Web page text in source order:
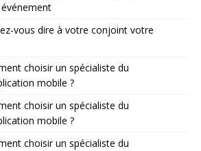
vous dire à votre conjoint votre
choisir un spécialiste du
mobile ?
choisir un spécialiste du
mobile ?
choisir un spécialiste du